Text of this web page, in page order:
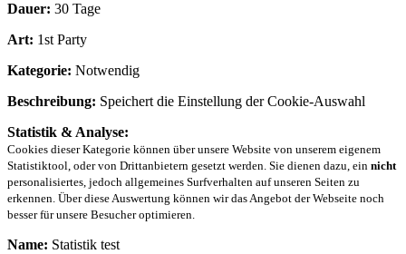
Dauer: 30 Tage
Art: 1st Party
Kategorie: Notwendig
Beschreibung: Speichert die Einstellung der Cookie-Auswahl
Statistik & Analyse:
Cookies dieser Kategorie können über unsere Website von unserem eigenem
Statistiktool, oder von Drittanbietern gesetzt werden. Sie dienen dazu, ein nicht
personalisiertes, jedoch allgemeines Surfverhalten auf unseren Seiten zu
erkennen. Über diese Auswertung können wir das Angebot der Webseite noch
besser für unsere Besucher optimieren.
Name: Statistik test